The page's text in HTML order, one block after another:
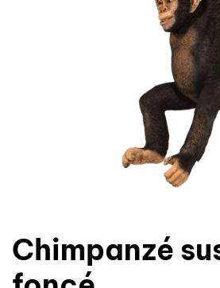
Chimpanzé